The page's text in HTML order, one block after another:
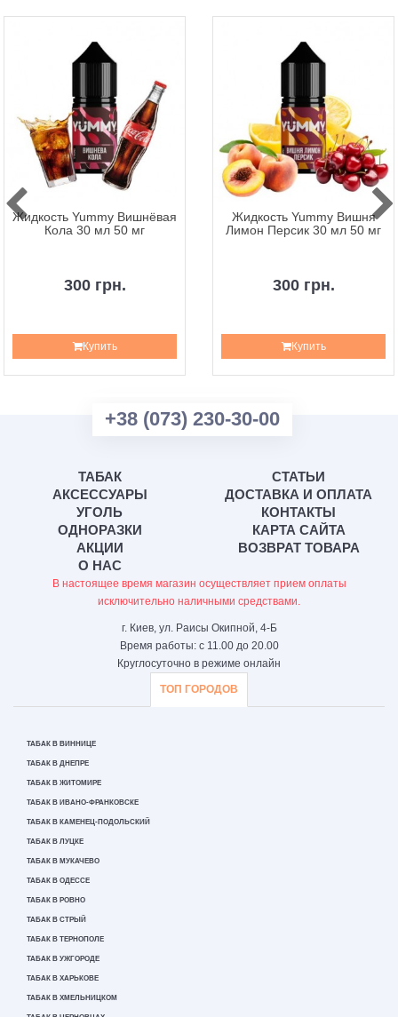
Жидкость Yummy Вишнёвая
Кола 30 мл 50 мг
300 грн.
Купить
Жидкость Yummy Вишня
Лимон Персик 30 мл 50 мг
300 грн.
Купить
+38 (073) 230-30-00
ТАБАК
АКСЕССУАРЫ
УГОЛЬ
ОДНОРАЗКИ
АКЦИИ
О НАС
СТАТЬИ
ДОСТАВКА И ОПЛАТА
КОНТАКТЫ
КАРТА САЙТА
ВОЗВРАТ ТОВАРА
В настоящее время магазин осуществляет прием оплаты
исключительно наличными средствами.
г. Киев, ул. Раисы Окипной, 4-Б
Время работы: с 11.00 до 20.00
Круглосуточно в режиме онлайн
ТОП ГОРОДОВ
ТАБАК В ВИННИЦЕ
ТАБАК В ДНЕПРЕ
ТАБАК В ЖИТОМИРЕ
ТАБАК В ИВАНО-ФРАНКОВСКЕ
ТАБАК В КАМЕНЕЦ-ПОДОЛЬСКИЙ
ТАБАК В ЛУЦКЕ
ТАБАК В МУКАЧЕВО
ТАБАК В ОДЕССЕ
ТАБАК В РОВНО
ТАБАК В СТРЫЙ
ТАБАК В ТЕРНОПОЛЕ
ТАБАК В УЖГОРОДЕ
ТАБАК В ХАРЬКОВЕ
ТАБАК В ХМЕЛЬНИЦКОМ